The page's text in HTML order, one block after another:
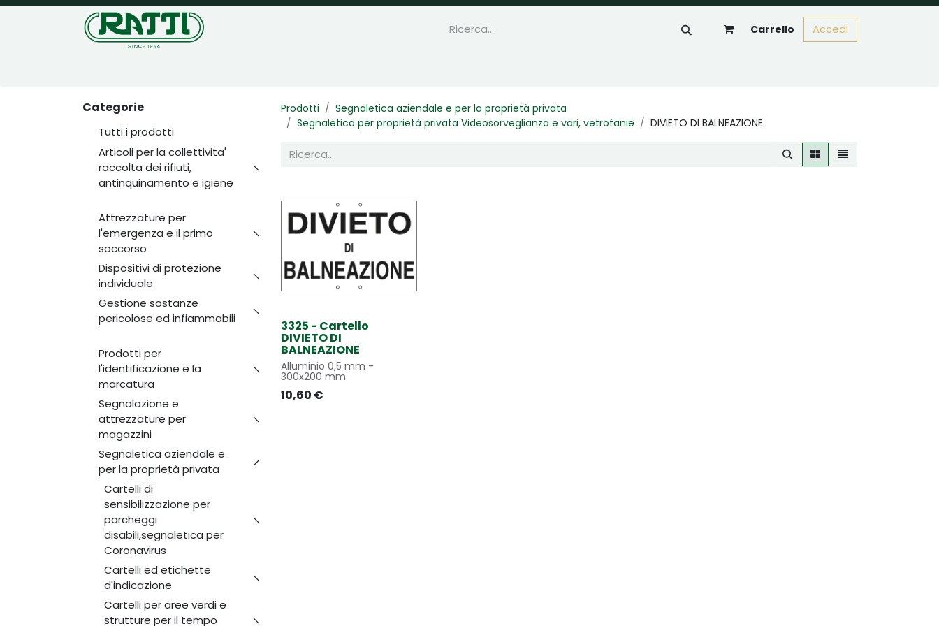
Carrello Accedi
Categorie
Tutti i prodotti
Articoli per la collettivita'
raccolta dei rifiuti,
antinquinamento e igiene
Attrezzature per
l'emergenza e il primo
soccorso
Dispositivi di protezione
individuale
Gestione sostanze
pericolose ed infiammabili
Prodotti per
l'identificazione e la
marcatura
Segnalazione e
attrezzature per
magazzini
Segnaletica aziendale e
per la proprietà privata
Cartelli di
sensibilizzazione per
parcheggi
disabili,segnaletica per
Coronavirus
Cartelli ed etichette
d'indicazione
Cartelli per aree verdi e
strutture per il tempo
Prodotti
Segnaletica aziendale e per la proprietà privata
Segnaletica per proprietà privata Videosorveglianza e vari, vetrofanie
DIVIETO DI BALNEAZIONE
3325 - Cartello
DIVIETO DI
BALNEAZIONE
Alluminio 0,5 mm -
300x200 mm
10,60 €